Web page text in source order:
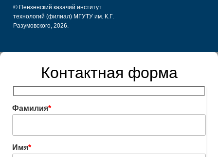
© Пензенский казачий институт
технологий (филиал) МГУТУ им. К.Г.
Разумовского, 2026.
Контактная форма
Фамилия*
Имя*